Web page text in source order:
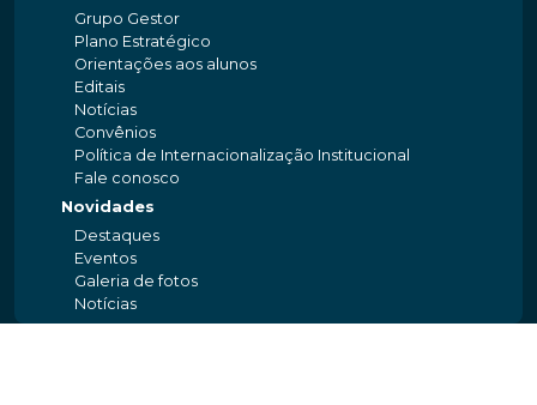
Grupo Gestor
Plano Estratégico
Orientações aos alunos
Editais
Notícias
Convênios
Política de Internacionalização Institucional
Fale conosco
Novidades
Destaques
Eventos
Galeria de fotos
Notícias